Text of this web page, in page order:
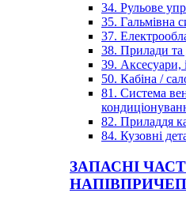
34. Рульове
35. Гальмівна
37.
38. Прилади та
39. Аксесуари,
50. Кабіна /
81. Система
82. Приладдя
84. Кузовні
ЗАПАСНІ